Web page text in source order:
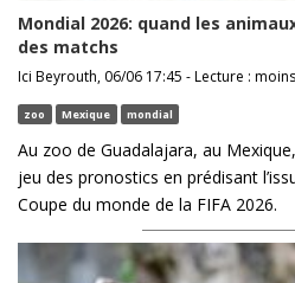
Mondial 2026: quand les
des matchs
Ici Beyrouth, 06/06 17:45 - Lecture :
zoo Mexique mondial
Au zoo de Guadalajara, au
jeu des pronostics en prédisant
Coupe du monde de la FIFA 2026.